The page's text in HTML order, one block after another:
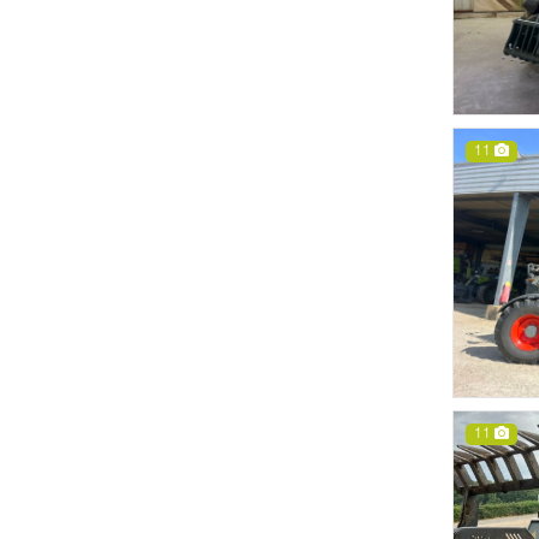
11
11